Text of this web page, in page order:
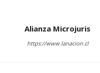
Alianza Microjuris
https://www.lanacion.cl